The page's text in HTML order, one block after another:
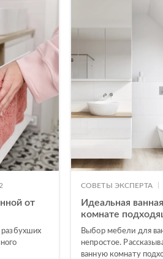
от
разбухших
СОВЕТЫ ЭКСПЕРТА
Идеальная
комнате
Выбор мебели для
непростое.
ванную комнату